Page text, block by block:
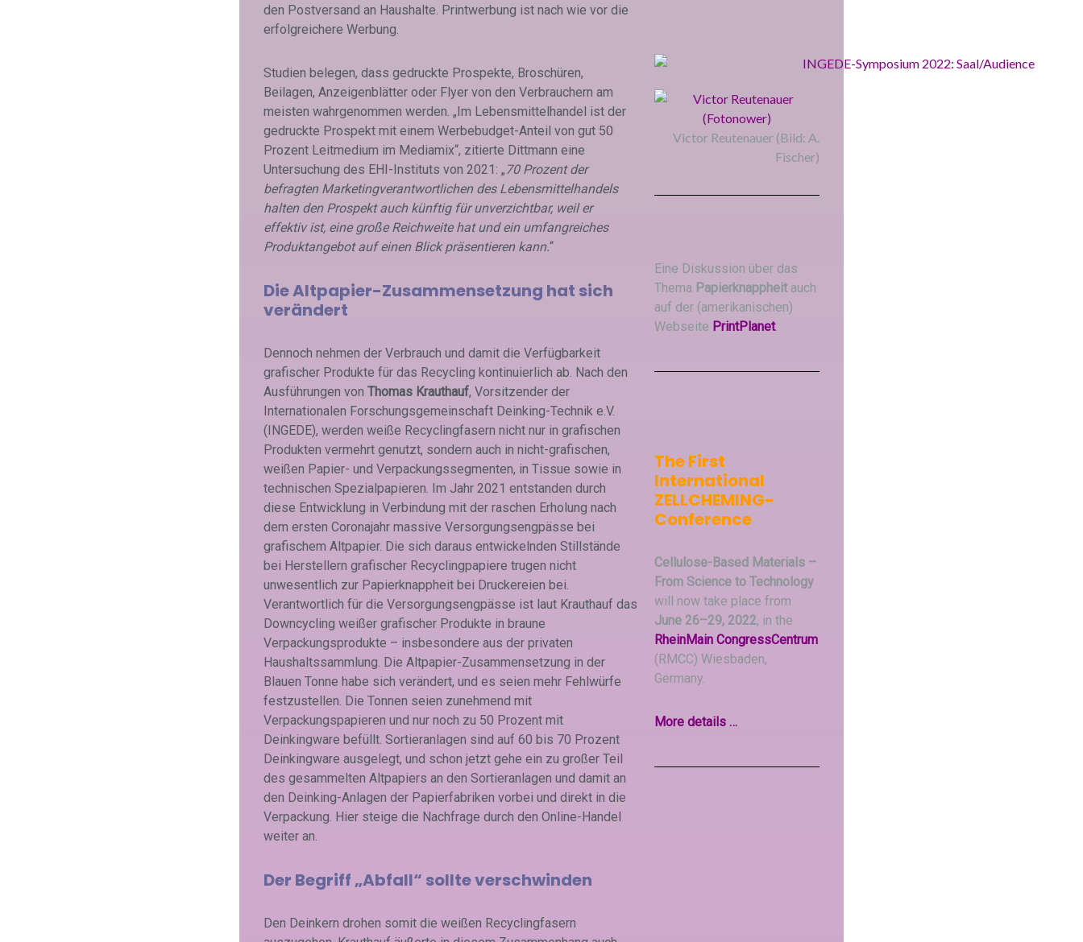
den Postversand an Haushalte. Printwerbung ist nach wie vor die
erfolgreichere Werbung.
Studien belegen, dass gedruckte Prospekte, Broschüren,
Beilagen, Anzeigenblätter oder Flyer von den Verbrauchern am
meisten wahrgenommen werden. „Im Lebensmittelhandel ist der
gedruckte Prospekt mit einem Werbebudget-Anteil von gut 50
Prozent Leitmedium im Mediamix“, zitierte Dittmann eine
Untersuchung des EHI-Instituts von 2021: „70 Prozent der
befragten Marketing­verantwortlichen des Lebensmittelhandels
halten den Prospekt auch künftig für unverzichtbar, weil er
effektiv ist, eine große Reichweite hat und ein umfangreiches
Produktangebot auf einen Blick präsentieren kann.“
Die Altpapier-Zusammensetzung hat sich
verändert
Dennoch nehmen der Verbrauch und damit die Verfügbarkeit
grafischer Produkte für das Recycling kontinuierlich ab. Nach den
Ausführungen von Thomas Krauthauf, Vorsitzender der
Internationalen Forschungsgemeinschaft Deinking-Technik e.V.
(INGEDE), werden weiße Recyclingfasern nicht nur in grafischen
Produkten vermehrt genutzt, sondern auch in nicht-grafischen,
weißen Papier- und Verpackungssegmenten, in Tissue sowie in
technischen Spezialpapieren. Im Jahr 2021 entstanden durch
diese Entwicklung in Verbindung mit der raschen Erholung nach
dem ersten Coronajahr massive Versorgungsengpässe bei
grafischem Altpapier. Die sich daraus entwickelnden Stillstände
bei Herstellern grafischer Recyclingpapiere trugen nicht
unwesentlich zur Papierknappheit bei Druckereien bei.
Verantwortlich für die Versorgungsengpässe ist laut Krauthauf das
Downcycling weißer grafischer Produkte in braune
Verpackungsprodukte – insbesondere aus der privaten
Haushaltssammlung. Die Altpapier-Zusammen­setzung in der
Blauen Tonne habe sich verändert, und es seien mehr Fehlwürfe
festzustellen. Die Tonnen seien zunehmend mit
Verpackungspapieren und nur noch zu 50 Prozent mit
Deinkingware befüllt. Sortieranlagen sind auf 60 bis 70 Prozent
Deinkingware ausgelegt, und schon jetzt gehe ein zu großer Teil
des gesammelten Altpapiers an den Sortieranlagen und damit an
den Deinking-Anlagen der Papierfabriken vorbei und direkt in die
Verpackung. Hier steige die Nachfrage durch den Online-Handel
weiter an.
Der Begriff „Abfall“ sollte verschwinden
Den Deinkern drohen somit die weißen Recyclingfasern
Victor Reutenauer (Bild: A.
Fischer)
Eine Diskussion über das
Thema Papier­knappheitauch
auf der (amerikanischen)
Webseite PrintPlanet.
The First
International
ZELLCHEMING-
Conference
Cellulose-Based Materials –
From Science to Technology
will now take place from
June 26–29, 2022, in the
RheinMain CongressCentrum
(RMCC) Wiesbaden,
Germany.
More details …